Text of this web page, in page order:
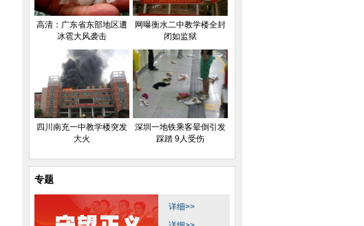
高清：广东省东部地区遭
冰雹大风袭击
网曝衡水二中教学楼全封
闭如监狱
四川南充一中教学楼突发
大火
深圳一地铁乘客晕倒引发
踩踏 9人受伤
专题
详细>>